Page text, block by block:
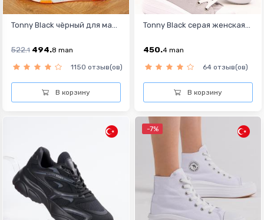
Tonny Black чёрный для ма...
522.1 494.8 man
1150 отзыв(ов)
В корзину
Tonny Black серая женская...
450.4 man
64 отзыв(ов)
В корзину
-7%